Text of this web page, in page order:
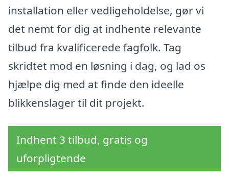
installation eller vedligeholdelse, gør vi
det nemt for dig at indhente relevante
tilbud fra kvalificerede fagfolk. Tag
skridtet mod en løsning i dag, og lad os
hjælpe dig med at finde den ideelle
blikkenslager til dit projekt.
Indhent 3 tilbud, gratis og
uforpligtende